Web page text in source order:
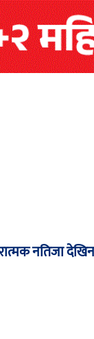
नतिजा देखिन